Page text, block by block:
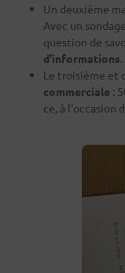
Un deuxième
Avec un
question de
d'informations.
Le troisième et
commerciale :
ce, à l'occasion